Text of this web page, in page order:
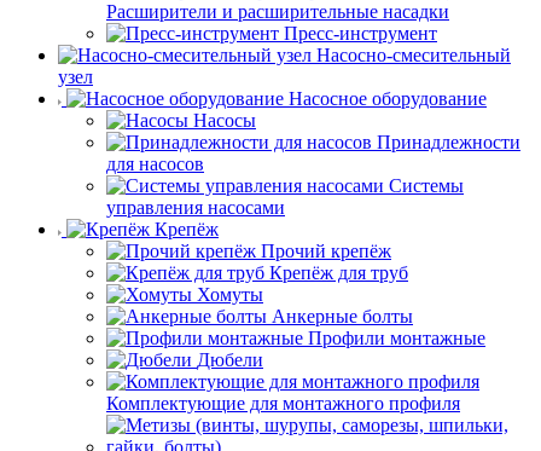
Расширители и расширительные насадки
Пресс-инструмент
Насосно-смесительный
узел
Насосное оборудование
Насосы
Принадлежности
для насосов
Системы
управления насосами
Крепёж
Прочий крепёж
Крепёж для труб
Хомуты
Анкерные болты
Профили монтажные
Дюбели
Комплектующие для монтажного профиля